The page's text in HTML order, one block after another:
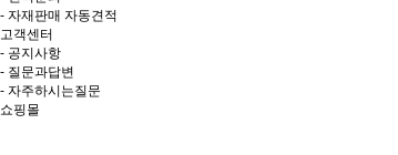
- 자재판매 자동견적
고객센터
- 공지사항
- 질문과답변
- 자주하시는질문
쇼핑몰